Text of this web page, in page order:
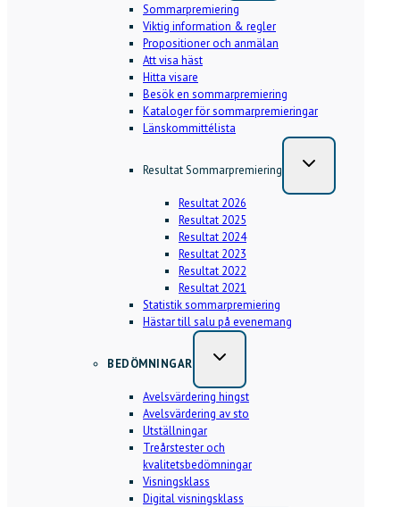
Sommarpremiering
Viktig information & regler
Propositioner och anmälan
Att visa häst
Hitta visare
Besök en sommarpremiering
Kataloger för sommarpremieringar
Länskommittélista
Resultat Sommarpremiering
Resultat 2026
Resultat 2025
Resultat 2024
Resultat 2023
Resultat 2022
Resultat 2021
Statistik sommarpremiering
Hästar till salu på evenemang
BEDÖMNINGAR
Avelsvärdering hingst
Avelsvärdering av sto
Utställningar
Treårstester och
kvalitetsbedömningar
Visningsklass
Digital visningsklass